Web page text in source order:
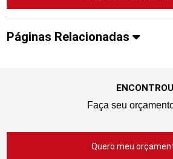
Páginas Relacionadas
Faça seu
Quero meu